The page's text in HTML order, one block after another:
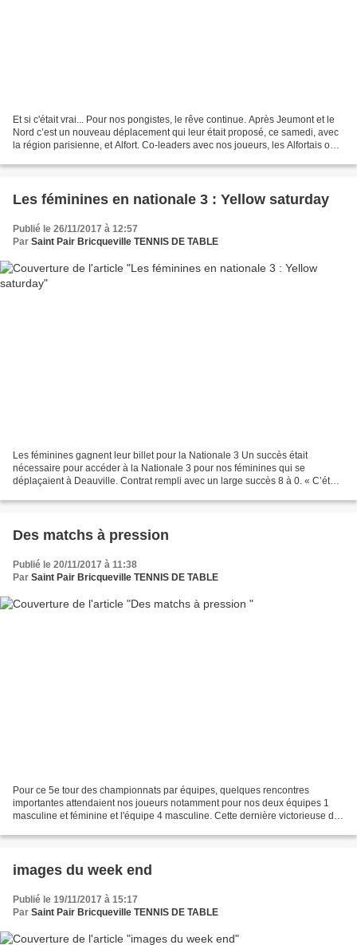
Et si c'était vrai... Pour nos pongistes, le rêve continue. Après Jeumont et le
Nord c’est un nouveau déplacement qui leur était proposé, ce samedi, avec
la région parisienne, et Alfort. Co-leaders avec nos joueurs, les Alfortais ont
Les féminines en nationale 3 : Yellow saturday
Publié le 26/11/2017 à 12:57
Par Saint Pair Bricqueville TENNIS DE TABLE
Les féminines gagnent leur billet pour la Nationale 3 Un succès était
nécessaire pour accéder à la Nationale 3 pour nos féminines qui se
déplaçaient à Deauville. Contrat rempli avec un large succès 8 à 0. « C’était
Des matchs à pression
Publié le 20/11/2017 à 11:38
Par Saint Pair Bricqueville TENNIS DE TABLE
Pour ce 5e tour des championnats par équipes, quelques rencontres
importantes attendaient nos joueurs notamment pour nos deux équipes 1
masculine et féminine et l'équipe 4 masculine. Cette dernière victorieuse de
images du week end
Publié le 19/11/2017 à 15:17
Par Saint Pair Bricqueville TENNIS DE TABLE